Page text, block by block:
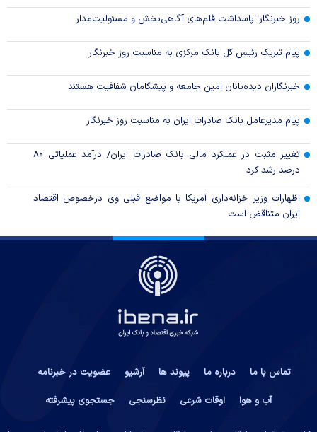
روز خبرنگار؛ پاسداشت قلم‌های آگاهی‌بخش و مسئولیت‌مدار
پیام تبریک رئیس کل بانک مرکزی به مناسبت روز خبرنگار
خبرنگاران دیده‌بانان امین جامعه و پیشگامان شفافیت هستند
پیام مدیرعامل بانک صادرات ایران به مناسبت روز خبرنگار
تغییر مثبت در عملکرد مالی بانک صادرات ایران/ درآمد عملیاتی ۸۰
درصد رشد کرد
اظهارات وزیر خزانه‌داری آمریکا با مواضع قبلی وی درخصوص اقتصاد
ایران متناقض است
تماس با ما درباره ما پیوند ها آرشیو
عضویت در خبرنامه
آب و هوا
اوقات شرعی نظرسنجی جستجوی پیشرفته